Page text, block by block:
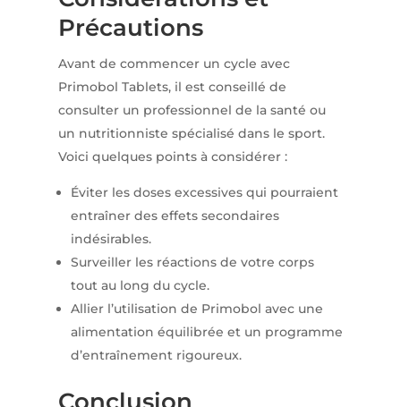
Précautions
Avant de commencer un cycle avec
Primobol Tablets, il est conseillé de
consulter un professionnel de la santé ou
un nutritionniste spécialisé dans le sport.
Voici quelques points à considérer :
Éviter les doses excessives qui pourraient
entraîner des effets secondaires
indésirables.
Surveiller les réactions de votre corps
tout au long du cycle.
Allier l’utilisation de Primobol avec une
alimentation équilibrée et un programme
d’entraînement rigoureux.